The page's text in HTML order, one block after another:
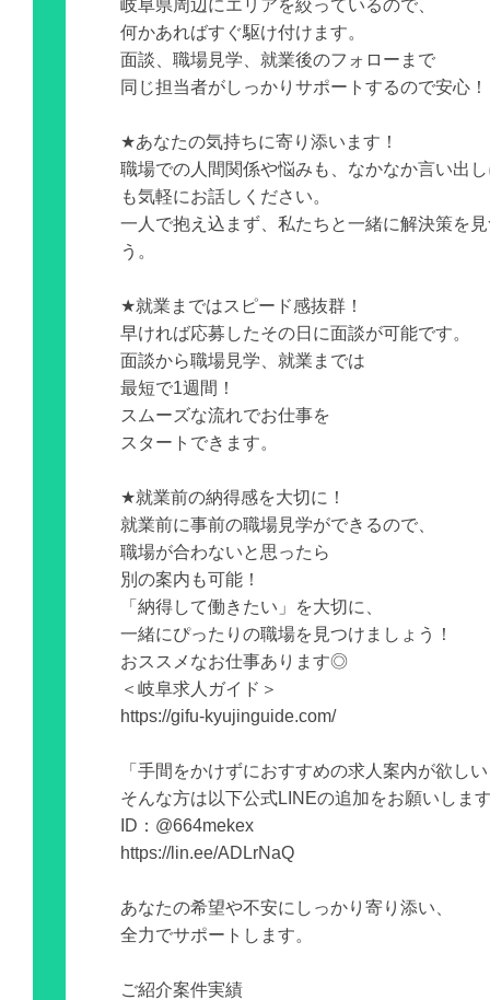
岐阜県周辺にエリアを絞っているので、
何かあればすぐ駆け付けます。
面談、職場見学、就業後のフォローまで
同じ担当者がしっかりサポートするので安心！
★あなたの気持ちに寄り添います！
職場での人間関係や悩みも、なかなか言い出
も気軽にお話しください。
一人で抱え込まず、私たちと一緒に解決策を
う。
★就業まではスピード感抜群！
早ければ応募したその日に面談が可能です。
面談から職場見学、就業までは
最短で1週間！
スムーズな流れでお仕事を
スタートできます。
★就業前の納得感を大切に！
就業前に事前の職場見学ができるので、
職場が合わないと思ったら
別の案内も可能！
「納得して働きたい」を大切に、
一緒にぴったりの職場を見つけましょう！
おススメなお仕事あります◎
＜岐阜求人ガイド＞
https://gifu-kyujinguide.com/
「手間をかけずにおすすめの求人案内が欲し
そんな方は以下公式LINEの追加をお願いしま
ID：@664mekex
https://lin.ee/ADLrNaQ
あなたの希望や不安にしっかり寄り添い、
全力でサポートします。
ご紹介案件実績